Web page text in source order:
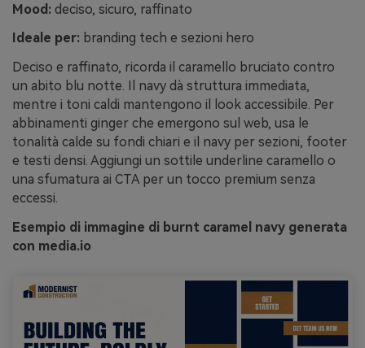
Mood: deciso, sicuro, raffinato
Ideale per: branding tech e sezioni hero
Deciso e raffinato, ricorda il caramello bruciato contro
un abito blu notte. Il navy dà struttura immediata,
mentre i toni caldi mantengono il look accessibile. Per
abbinamenti ginger che emergono sul web, usa le
tonalità calde su fondi chiari e il navy per sezioni, footer
e testi densi. Aggiungi un sottile underline caramello o
una sfumatura ai CTA per un tocco premium senza
eccessi.
Esempio di immagine di burnt caramel navy generata
con media.io